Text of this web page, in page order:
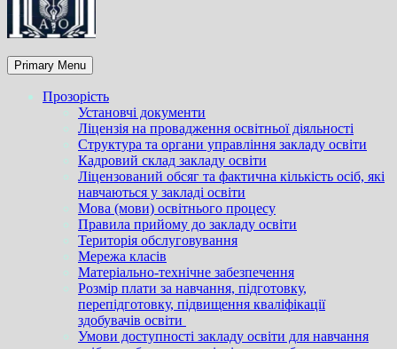
Primary Menu
Прозорість
Установчі документи
Ліцензія на провадження освітньої діяльності
Структура та органи управління закладу освіти
Кадровий склад закладу освіти
Ліцензований обсяг та фактична кількість осіб, які
навчаються у закладі освіти
Мова (мови) освітнього процесу
Правила прийому до закладу освіти
Територія обслуговування
Мережа класів
Матеріально-технічне забезпечення
Розмір плати за навчання, підготовку,
перепідготовку, підвищення кваліфікації
здобувачів освіти
Умови доступності закладу освіти для навчання